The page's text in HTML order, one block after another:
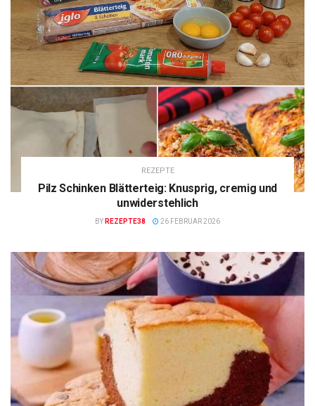
REZEPTE
Pilz Schinken Blätterteig: Knusprig, cremig und
unwiderstehlich
BY REZEPTE38 26 FEBRUAR 2026